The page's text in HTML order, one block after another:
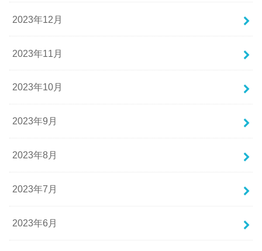
2023年12月
2023年11月
2023年10月
2023年9月
2023年8月
2023年7月
2023年6月